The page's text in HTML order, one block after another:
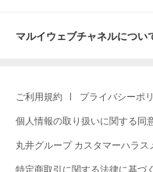
マルイウェブチャネルについ
ご利用規約 プライバシーポ
個人情報の取り扱いに関する同
丸井グループ カスタマーハラス
特定商取引に関する法律に基づ